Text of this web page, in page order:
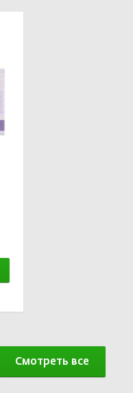
Смотреть все